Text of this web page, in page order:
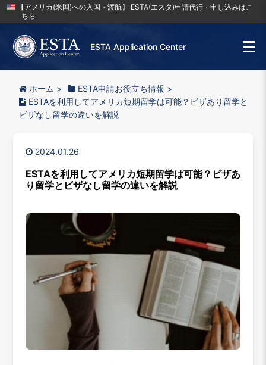
【アメリカ(米国)への入国・渡航】 ESTA(エスタ)申請代行・申し込みはこ
ちら
ESTA Application Center
ホーム > ESTA申請お役立ち情報 >
ESTAを利用してアメリカ短期留学は可能？ビザあり留学と
ビザなし留学の違いを解説
2024.01.26
ESTAを利用してアメリカ短期留学は可能？ビザあ
り留学とビザなし留学の違いを解説